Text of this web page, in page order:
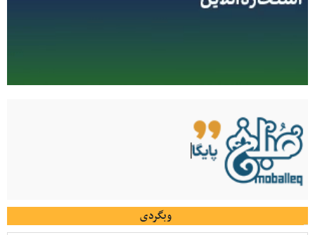
وبگردی